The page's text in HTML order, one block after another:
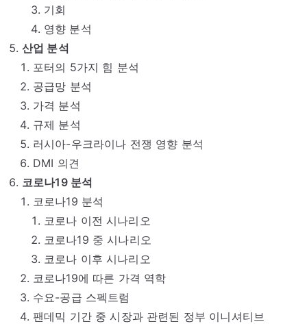
기회
영향 분석
산업 분석
포터의 5가지 힘 분석
공급망 분석
가격 분석
규제 분석
러시아-우크라이나 전쟁 영향 분석
DMI 의견
코로나19 분석
코로나19 분석
코로나 이전 시나리오
코로나19 중 시나리오
코로나 이후 시나리오
코로나19에 따른 가격 역학
수요-공급 스펙트럼
팬데믹 기간 중 시장과 관련된 정부 이니셔티브